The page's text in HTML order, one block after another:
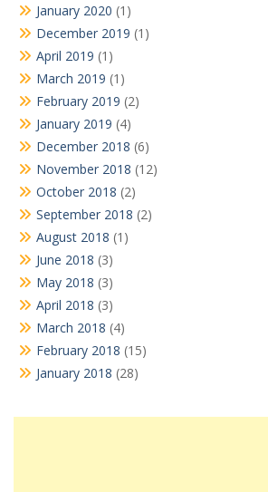
January 2020 (1)
December 2019 (1)
April 2019 (1)
March 2019 (1)
February 2019 (2)
January 2019 (4)
December 2018 (6)
November 2018 (12)
October 2018 (2)
September 2018 (2)
August 2018 (1)
June 2018 (3)
May 2018 (3)
April 2018 (3)
March 2018 (4)
February 2018 (15)
January 2018 (28)